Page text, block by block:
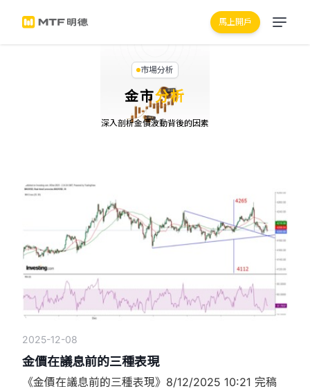
馬上開戶
市場分析
金市分析
深入剖析金價波動背後的因素
2025-12-08
金價在議息前的三種表現
《金價在議息前的三種表現》8/12/2025 10:21 完稿